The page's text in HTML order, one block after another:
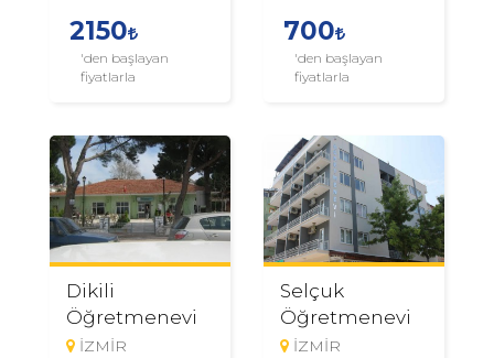
2150
'den başlayan
fiyatlarla
700
'den başlayan
fiyatlarla
Dikili
Öğretmenevi
İZMİR
Selçuk
Öğretmenevi
İZMİR